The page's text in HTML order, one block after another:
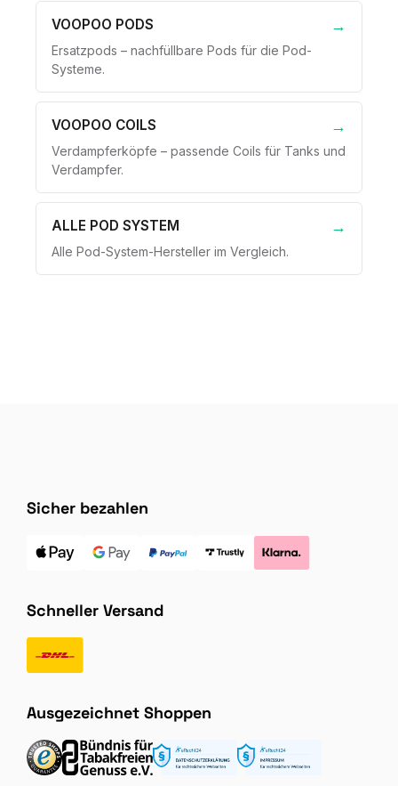
VOOPOO PODS
Ersatzpods – nachfüllbare Pods für die Pod-
Systeme.
VOOPOO COILS
Verdampferköpfe – passende Coils für Tanks und
Verdampfer.
ALLE POD SYSTEM
Alle Pod-System-Hersteller im Vergleich.
Sicher bezahlen
Schneller Versand
Ausgezeichnet Shoppen